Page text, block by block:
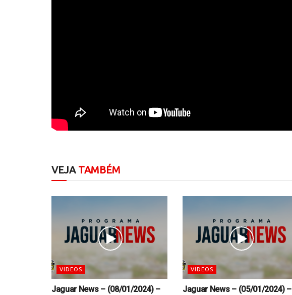
VEJATAMBÉM
VIDEOS
Jaguar News – (08/01/2024) –
VIDEOS
Jaguar News – (05/01/2024) –